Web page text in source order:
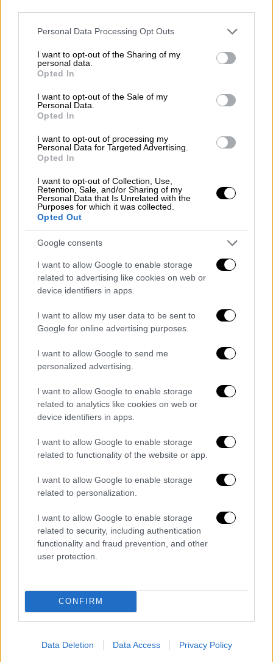
Please note that this website/app uses one or more Google
not limited to your visit or usage behaviour. You may click to
grant or deny consent to Google and its third-party tags to
use your data for below specified purposes in below Google
consent section.
Personal Data Processing Opt Outs
I want to opt-out of the Sharing of my
personal data.
Opted In
I want to opt-out of the Sale of my
Personal Data.
Opted In
I want to opt-out of processing my
Personal Data for Targeted Advertising.
Opted In
I want to opt-out of Collection, Use,
Retention, Sale, and/or Sharing of my
Personal Data that Is Unrelated with the
Purposes for which it was collected.
Opted Out
Google consents
I want to allow Google to enable storage
related to advertising like cookies on web or
device identifiers in apps.
I want to allow my user data to be sent to
Google for online advertising purposes.
I want to allow Google to send me
personalized advertising.
I want to allow Google to enable storage
related to analytics like cookies on web or
device identifiers in apps.
I want to allow Google to enable storage
related to functionality of the website or app.
I want to allow Google to enable storage
related to personalization.
I want to allow Google to enable storage
related to security, including authentication
functionality and fraud prevention, and other
user protection.
CONFIRM
Data Deletion Data Access Privacy Policy
Αθλητισμός|18.06.2024 20:00
«Χρυσός» ο Στέργιος Μπίλας στα 50μ.
πεταλούδα στο Ευρωπαϊκό Πρωτάθλημα
- Ιστορικό μετάλλιο για την Ελλάδα
Η Ελλάδα κατέκτησε το δεύτερο χρυσό στη
διοργάνωση του Βελιγραδίου μετά την
επιτυχία του Παπαστάμου
Αθλητισμός |17.06.2024 21:45
Ιστορική μέρα για την ελληνική
Ευρωπαϊκό: Χάλκινο για την 4x200
ελεύθερο ανδρών
Δεύτερο μετάλλιο για την ελληνικό
κολύμβηση στην πρεμιέρα του Ευρωπαϊκού
πρωταθλήματος